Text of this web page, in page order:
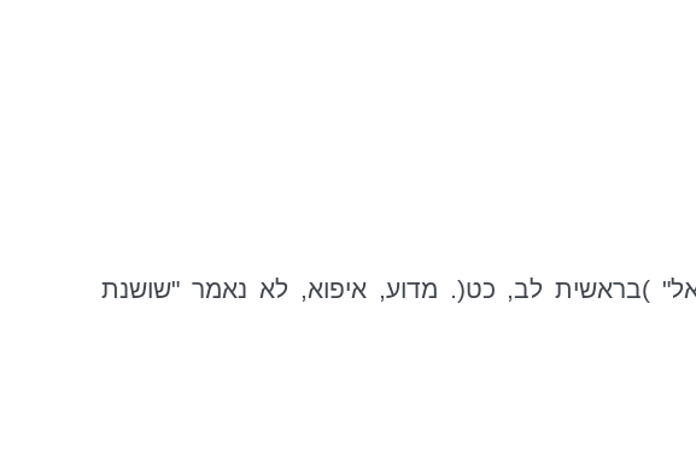
)בראשית לב, כט(. מדוע,איפוא, לא נאמר "שושנת